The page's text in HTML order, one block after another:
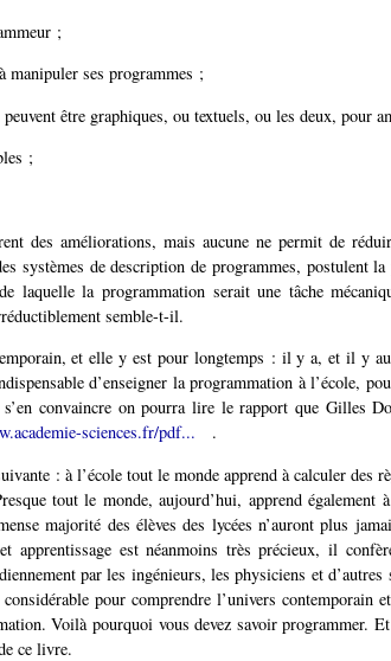
;
manipuler ses programmes ;
être graphiques, ou textuels, ou les deux, pour
;
des améliorations, mais aucune ne permit de
systèmes de description de programmes, postulent
laquelle la programmation serait une tâche
semble-t-il.
et elle y est pour longtemps : il y a, et il y
d’enseigner la programmation à l’école,
convaincre on pourra lire le rapport que Gilles
sciences.fr/pdf...
.
: à l’école tout le monde apprend à calculer des
tout le monde, aujourd’hui, apprend également
majorité des élèves des lycées n’auront plus
apprentissage est néanmoins très précieux, il
par les ingénieurs, les physiciens et
pour comprendre l’univers
Voilà pourquoi vous devez savoir programmer.
ce livre.